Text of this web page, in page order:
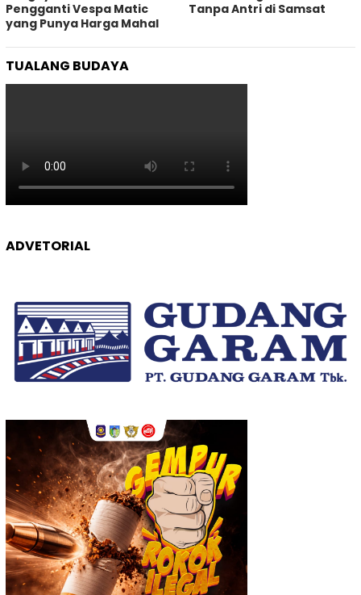
Pengganti Vespa Matic
yang Punya Harga Mahal
Tanpa Antri di Samsat
TUALANG BUDAYA
ADVETORIAL